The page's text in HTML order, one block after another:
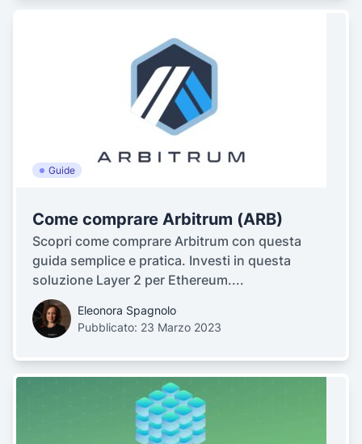
Guide
Come comprare Arbitrum (ARB)
Scopri come comprare Arbitrum con questa
guida semplice e pratica. Investi in questa
soluzione Layer 2 per Ethereum....
Eleonora Spagnolo
Pubblicato: 23 Marzo 2023